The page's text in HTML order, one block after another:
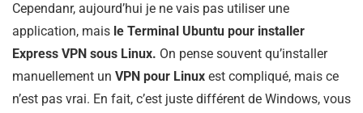
Cependanr, aujourd’hui je ne vais pas utiliser une
application, mais le Terminal Ubuntu pour installer
Express VPN sous Linux. On pense souvent qu’installer
manuellement un VPN pour Linux est compliqué, mais ce
n’est pas vrai. En fait, c’est juste différent de Windows, vous